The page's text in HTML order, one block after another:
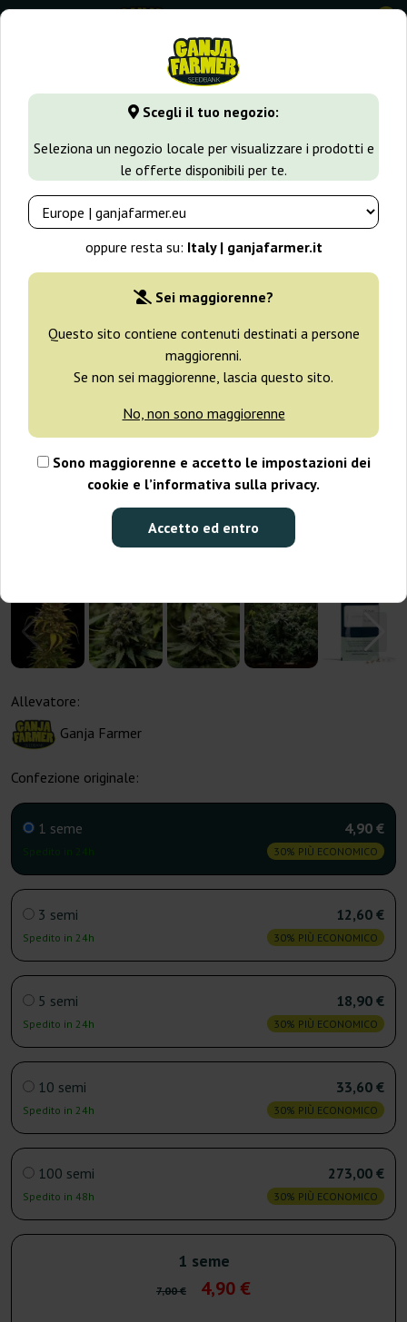
Scegli il tuo negozio:
Seleziona un negozio locale per visualizzare i prodotti e
le offerte disponibili per te.
oppure resta su: Italy | ganjafarmer.it
Sei maggiorenne?
Questo sito contiene contenuti destinati a persone
maggiorenni.
Se non sei maggiorenne, lascia questo sito.
No, non sono maggiorenne
Sono maggiorenne e accetto le impostazioni dei
cookie e l’informativa sulla privacy.
Accetto ed entro
0
GanjaFarmer.it Varietà di Cannabis Kush OG Kush
-30%
+ omaggi
Allevatore:
Ganja Farmer
Confezione originale:
1 seme 4,90 €
30% PIÙ ECONOMICO
3 semi
Spedito in 24h
12,60 €
30% PIÙ ECONOMICO
5 semi
Spedito in 24h
18,90 €
30% PIÙ ECONOMICO
10 semi
Spedito in 24h
33,60 €
30% PIÙ ECONOMICO
100 semi
Spedito in 48h
273,00 €
30% PIÙ ECONOMICO
1 seme
7,00 € 4,90 €